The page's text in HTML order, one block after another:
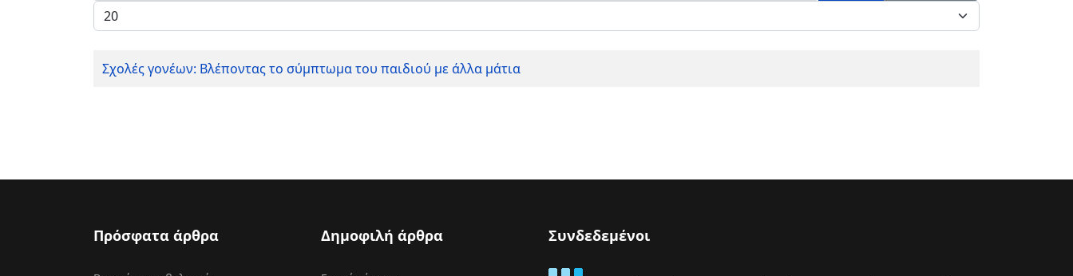
Εμφάνιση #
Σχολές γονέων: Βλέποντας το σύμπτωμα του παιδιού με άλλα μάτια
Πρόσφατα άρθρα Δημοφιλή άρθρα Συνδεδεμένοι